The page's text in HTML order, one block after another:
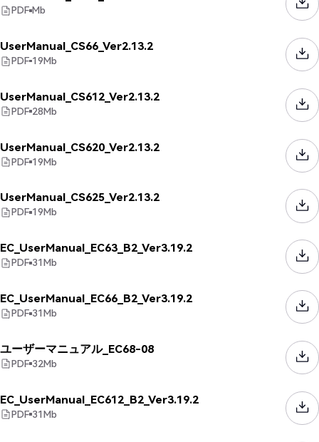
PDF Mb
UserManual_CS66_Ver2.13.2
PDF 19Mb
UserManual_CS612_Ver2.13.2
PDF 28Mb
UserManual_CS620_Ver2.13.2
PDF 19Mb
UserManual_CS625_Ver2.13.2
PDF 19Mb
EC_UserManual_EC63_B2_Ver3.19.2
PDF 31Mb
EC_UserManual_EC66_B2_Ver3.19.2
PDF 31Mb
ユーザーマニュアル_EC68-08
PDF 32Mb
EC_UserManual_EC612_B2_Ver3.19.2
PDF 31Mb